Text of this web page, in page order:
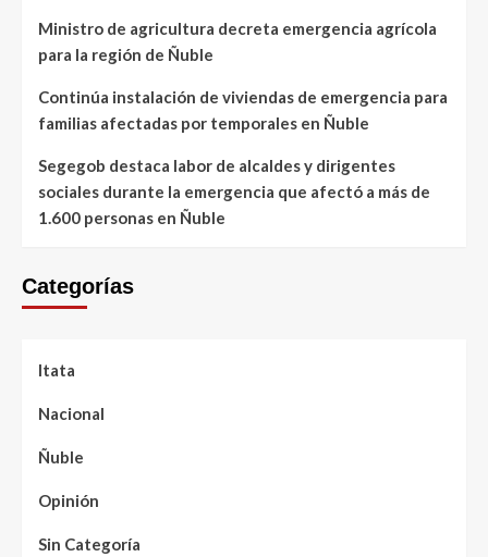
Ministro de agricultura decreta emergencia agrícola
para la región de Ñuble
Continúa instalación de viviendas de emergencia para
familias afectadas por temporales en Ñuble
Segegob destaca labor de alcaldes y dirigentes
sociales durante la emergencia que afectó a más de
1.600 personas en Ñuble
Categorías
Itata
Nacional
Ñuble
Opinión
Sin Categoría